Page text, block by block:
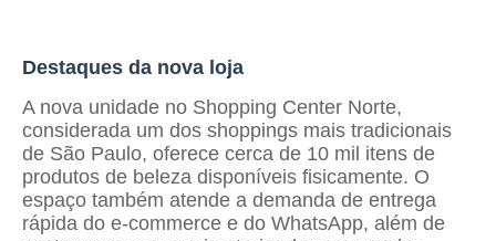
Destaques da nova loja
A nova unidade no Shopping Center Norte,
considerada um dos shoppings mais tradicionais
de São Paulo, oferece cerca de 10 mil itens de
produtos de beleza disponíveis fisicamente. O
espaço também atende a demanda de entrega
rápida do e-commerce e do WhatsApp, além de